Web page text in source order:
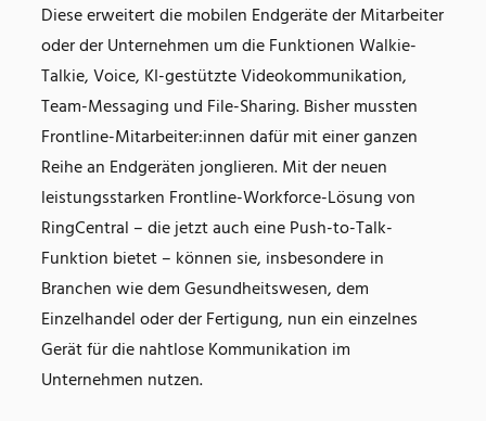
Diese erweitert die mobilen Endgeräte der Mitarbeiter
oder der Unternehmen um die Funktionen Walkie-
Talkie, Voice, KI-gestützte Videokommunikation,
Team-Messaging und File-Sharing. Bisher mussten
Frontline-Mitarbeiter:innen dafür mit einer ganzen
Reihe an Endgeräten jonglieren. Mit der neuen
leistungsstarken Frontline-Workforce-Lösung von
RingCentral – die jetzt auch eine Push-to-Talk-
Funktion bietet – können sie, insbesondere in
Branchen wie dem Gesundheitswesen, dem
Einzelhandel oder der Fertigung, nun ein einzelnes
Gerät für die nahtlose Kommunikation im
Unternehmen nutzen.